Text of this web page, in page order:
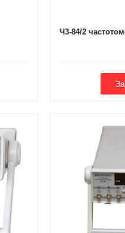
Ч3-84/2